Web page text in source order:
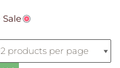
Sale